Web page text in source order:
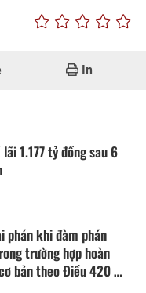
In
lãi 1.177 tỷ đồng sau 6
phán khi đàm phán
trường hợp hoàn
bản theo Điều 420 Bộ